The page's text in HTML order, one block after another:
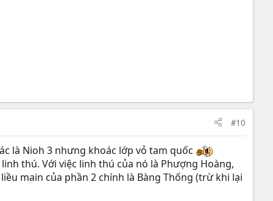
#10
là Nioh 3 nhưng khoác lớp vỏ tam quốc
thú. Với việc linh thú của nó là Phượng Hoàng,
main của phần 2 chính là Bàng Thống (trừ khi lại